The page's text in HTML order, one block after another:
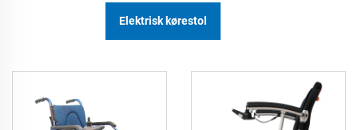
Elektrisk kørestol